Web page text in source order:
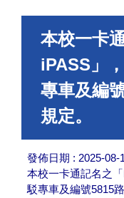
本校一卡
iPASS」
專車及編
規定。
發佈日期 : 2025-08-
本校一卡通記名之
駁專車及編號5815